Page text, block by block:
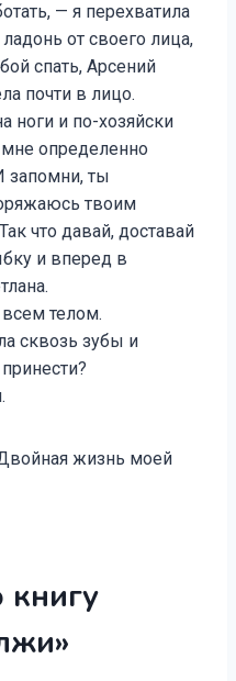
— я перехватила
от своего лица,
спать, Арсений
почти в лицо.
ноги и по-хозяйски
определенно
запомни, ты
твоим
что давай, доставай
и вперед в
телом.
сквозь зубы и
жизнь моей
книгу